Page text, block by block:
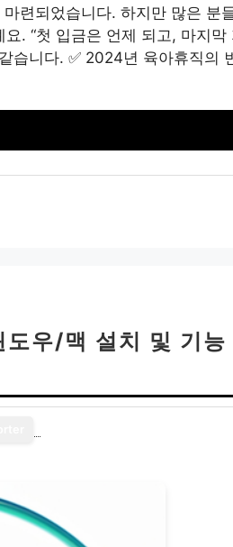
련되었습니다. 하지만 많은 분
. “첫 입금은 언제 되고, 마지막
습니다. ✅ 2024년 육아휴직의
우/맥 설치 및 기능